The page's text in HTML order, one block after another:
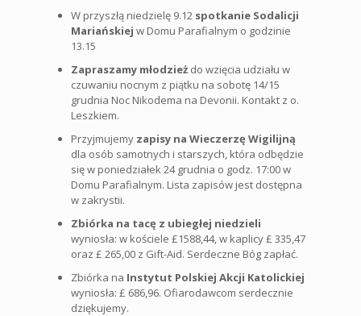
W przyszłą niedzielę 9.12 spotkanie Sodalicji
Mariańskiej w Domu Parafialnym o godzinie
13.15
Zapraszamy młodzież do wzięcia udziału w
czuwaniu nocnym z piątku na sobotę 14/15
grudnia Noc Nikodema na Devonii. Kontakt z o.
Leszkiem.
Przyjmujemy zapisy na Wieczerzę Wigilijną
dla osób samotnych i starszych, która odbędzie
się w poniedziałek 24 grudnia o godz. 17:00 w
Domu Parafialnym. Lista zapisów jest dostępna
w zakrystii.
Zbiórka na tacę z ubiegłej niedzieli
wyniosła: w kościele £1588,44, w kaplicy £ 335,47
oraz £ 265,00 z Gift-Aid. Serdeczne Bóg zapłać.
Zbiórka na Instytut Polskiej Akcji Katolickiej
wyniosła: £ 686,96. Ofiarodawcom serdecznie
dziękujemy.